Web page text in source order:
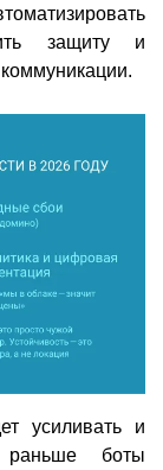
защиту и
усиливать и
раньше боты